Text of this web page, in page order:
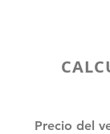
Precio del